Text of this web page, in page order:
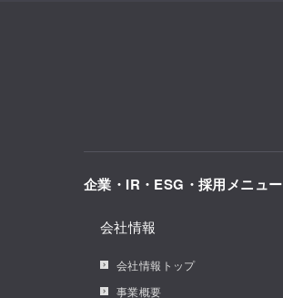
企業・IR・ESG・採用メニュー
会社情報
会社情報トップ
事業概要